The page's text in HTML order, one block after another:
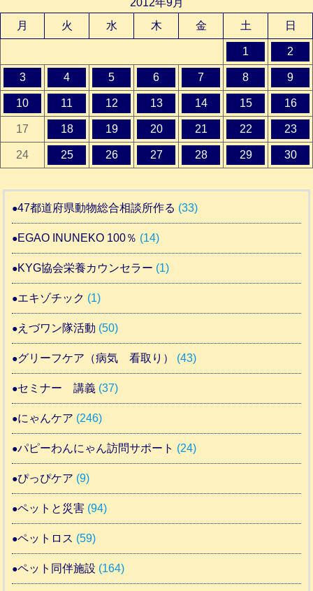
月
火 水 木 金 土 日
1 2
3 4 5 6 7 8 9
10 11 12 13 14 15 16
17 18 19 20 21 22 23
24 25 26 27 28 29 30
47都道府県動物総合相談所作る (33)
EGAO INUNEKO 100％ (14)
KYG協会栄養カウンセラー (1)
エキゾチック (1)
えづワン隊活動 (50)
グリーフケア（病気 看取り） (43)
セミナー 講義 (37)
にゃんケア (246)
パピーわんにゃん訪問サポート (24)
ぴっぴケア (9)
ペットと災害 (94)
ペットロス (59)
ペット同伴施設 (164)